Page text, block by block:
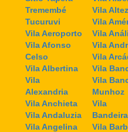
Tremembé
Tucuruvi
Vila Aeroporto
Vila Afonso
Celso
Vila Albertina
Vila
Alexandria
Vila Anchieta
Vila Andaluzia
Vila Angelina
Vila
Vila
Vila
Vila
Vila
Vila
Vila
Munhoz
Vila
Vila